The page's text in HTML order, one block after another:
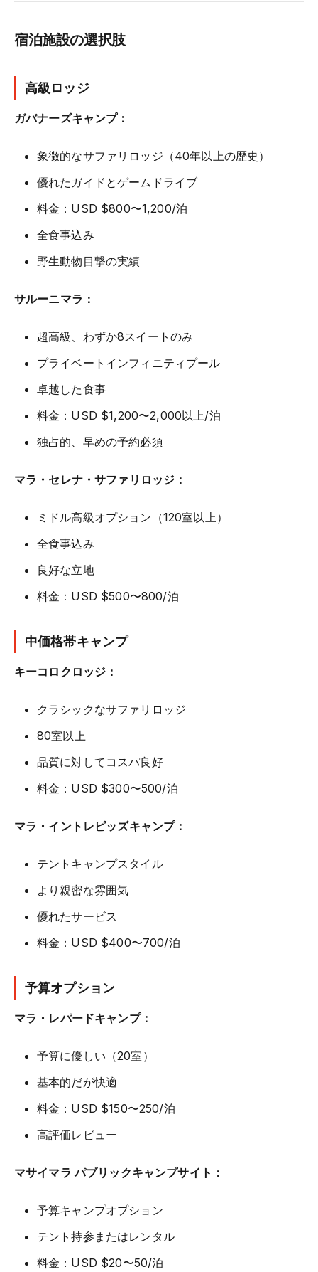
宿泊施設の選択肢
高級ロッジ
ガバナーズキャンプ：
象徴的なサファリロッジ（40年以上の歴史）
優れたガイドとゲームドライブ
料金：USD $800〜1,200/泊
全食事込み
野生動物目撃の実績
サルーニマラ：
超高級、わずか8スイートのみ
プライベートインフィニティプール
卓越した食事
料金：USD $1,200〜2,000以上/泊
独占的、早めの予約必須
マラ・セレナ・サファリロッジ：
ミドル高級オプション（120室以上）
全食事込み
良好な立地
料金：USD $500〜800/泊
中価格帯キャンプ
キーコロクロッジ：
クラシックなサファリロッジ
80室以上
品質に対してコスパ良好
料金：USD $300〜500/泊
マラ・イントレピッズキャンプ：
テントキャンプスタイル
より親密な雰囲気
優れたサービス
料金：USD $400〜700/泊
予算オプション
マラ・レパードキャンプ：
予算に優しい（20室）
基本的だが快適
料金：USD $150〜250/泊
高評価レビュー
マサイマラ パブリックキャンプサイト：
予算キャンプオプション
テント持参またはレンタル
料金：USD $20〜50/泊